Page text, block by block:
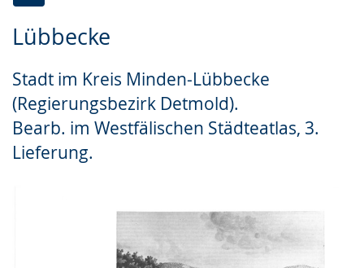
Lübbecke
Stadt im Kreis Minden-Lübbecke
(Regierungsbezirk Detmold).
Bearb. im Westfälischen Städteatlas, 3.
Lieferung.
Leichten
wechseln.
Audio-
Video
Deutscher
Gebärdensprache
wird
angezeigt.